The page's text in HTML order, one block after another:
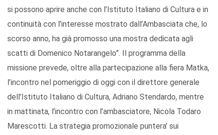
si possono aprire anche con l’Istituto Italiano di Cultura e in
continuità con l’interesse mostrato dall’Ambasciata che, lo
scorso anno, ha già promosso una mostra dedicata agli
scatti di Domenico Notarangelo”. Il programma della
missione prevede, oltre alla partecipazione alla fiera Matka,
l’incontro nel pomeriggio di oggi con il direttore generale
dell’Istituto Italiano di Cultura, Adriano Stendardo, mentre
in mattinata, l’incontro con l’ambasciatore, Nicola Todaro
Marescotti. La strategia promozionale puntera’ sui